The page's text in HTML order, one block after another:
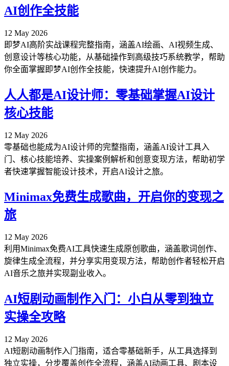
AI创作全技能
12 May 2026
即梦AI高阶实战课程完整指南，涵盖AI绘画、AI视频生成、
创意设计等核心功能，从基础操作到高级技巧系统教学，帮助
你全面掌握即梦AI创作全技能，快速提升AI创作能力。
人人都是AI设计师：零基础掌握AI设计
核心技能
12 May 2026
零基础也能成为AI设计师的完整指南，涵盖AI设计工具入
门、核心技能培养、实操案例解析和创意变现方法，帮助初学
者快速掌握智能设计技术，开启AI设计之旅。
Minimax免费生成歌曲，开启你的变现之
旅
12 May 2026
利用Minimax免费AI工具快速生成原创歌曲，涵盖歌词创作、
旋律生成全流程，并分享实用变现方法，帮助创作者轻松开启
AI音乐之旅并实现副业收入。
AI短剧动画制作入门：小白从零到独立
实操全攻略
12 May 2026
AI短剧动画制作入门指南，适合零基础新手，从工具选择到
独立实操，分步覆盖创作全流程，涵盖AI动画工具、剧本设